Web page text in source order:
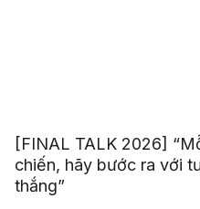
[FINAL TALK 2026]
chiến, hãy bước ra với
thắng”